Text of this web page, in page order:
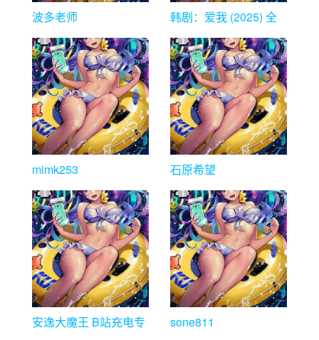
波多老师
韩剧：爱我 (2025) 全
mimk253 石原希望
安逸大魔王 B站充电专
sone811